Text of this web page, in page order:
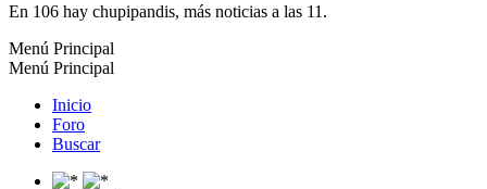
En 106 hay chupipandis, más noticias a las 11.
Menú Principal
Menú Principal
Inicio
Foro
Buscar